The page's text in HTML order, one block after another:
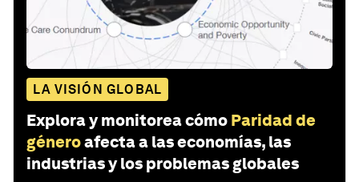
LA VISIÓN GLOBAL
Explora y monitorea cómo Paridad de
géneroafecta a las economías, las
industrias y los problemas globales